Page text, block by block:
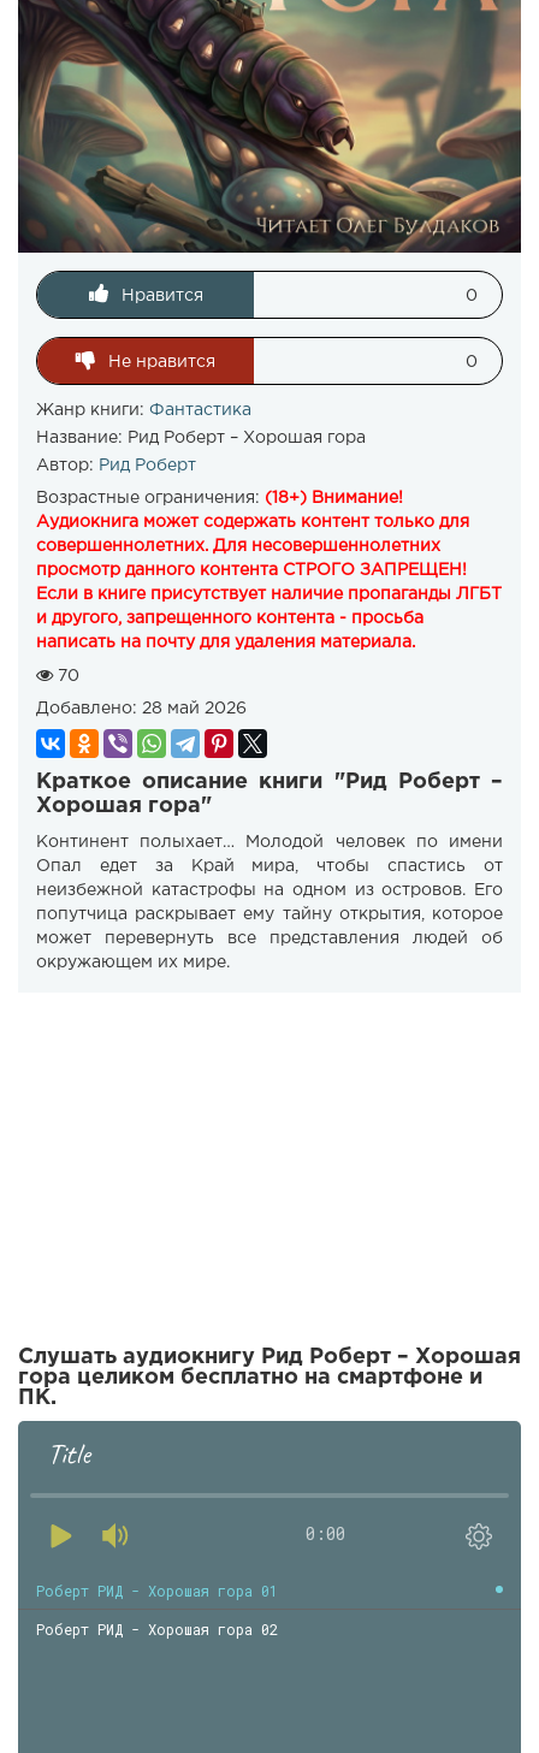
Нравится 0
Не нравится 0
Жанр книги: Фантастика
Название: Рид Роберт – Хорошая гора
Автор: Рид Роберт
Возрастные ограничения: (18+) Внимание!
Аудиокнига может содержать контент только для
совершеннолетних. Для несовершеннолетних
просмотр данного контента СТРОГО ЗАПРЕЩЕН!
Если в книге присутствует наличие пропаганды ЛГБТ
и другого, запрещенного контента - просьба
написать на почту для удаления материала.
70
Добавлено: 28 май 2026
Краткое описание книги "Рид Роберт –
Хорошая гора"
Континент полыхает… Молодой человек по имени
Опал едет за Край мира, чтобы спастись от
неизбежной катастрофы на одном из островов. Его
попутчица раскрывает ему тайну открытия, которое
может перевернуть все представления людей об
окружающем их мире.
Слушать аудиокнигу Рид Роберт – Хорошая
гора целиком бесплатно на смартфоне и
ПК.
Title
0:00
Роберт РИД - Хорошая гора 01
Роберт РИД - Хорошая гора 02